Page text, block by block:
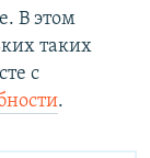
В этом
таких
с
.